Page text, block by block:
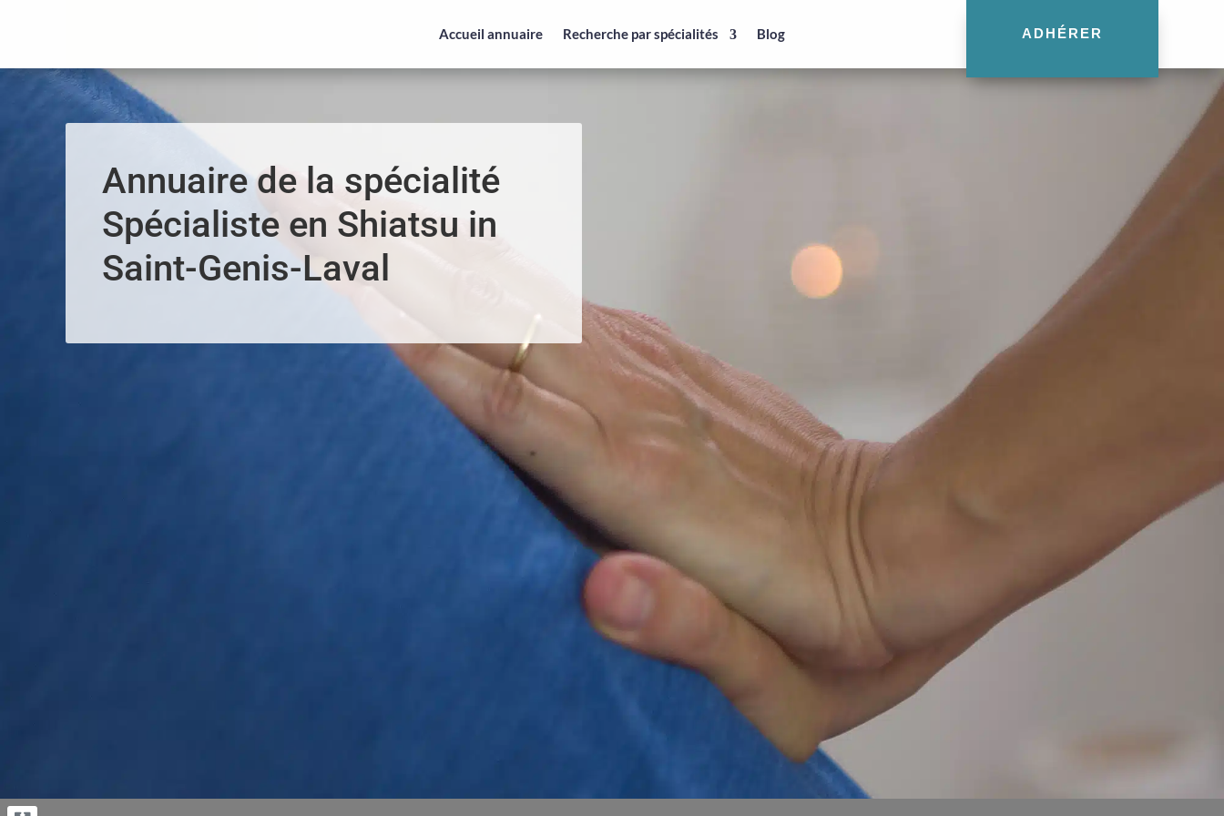
Accueil annuaire Recherche par spécialités Blog ADHÉRER
Annuaire de la spécialité
Spécialiste en Shiatsu in
Saint-Genis-Laval